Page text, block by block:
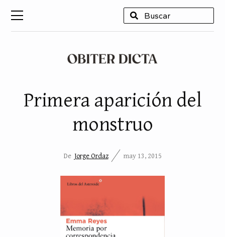
Primera aparición del
monstruo
De Jorge Ordaz may 13, 2015